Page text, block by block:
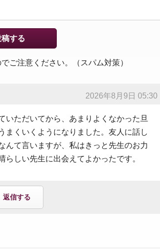
ご注意ください。（スパム対策）
2026年8月9日 05:30
いただいてから、あまりよくなかった旦
まくいくようになりました。友人に話し
んて言いますが、私はきっと先生のお力
しい先生に出会えてよかったです。
返信する